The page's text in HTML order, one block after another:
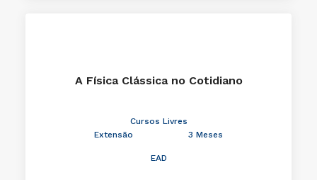
A Física Clássica no Cotidiano
Cursos Livres
Extensão
3 Meses
EAD